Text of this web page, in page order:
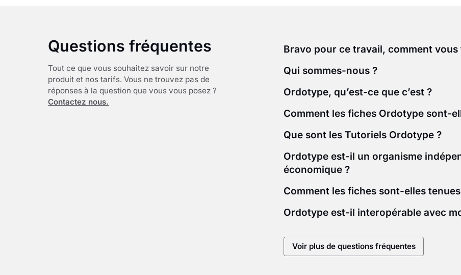
Questions fréquentes
Tout ce que vous souhaitez savoir sur notre
produit et nos tarifs. Vous ne trouvez pas de
réponses à la question que vous vous posez ?
Contactez nous.
Bravo pour ce travail, comment vous
Qui sommes-nous ?
Ordotype, qu’est-ce que c’est ?
Comment les fiches Ordotype sont-
Que sont les Tutoriels Ordotype ?
Ordotype est-il un organisme
économique ?
Comment les fiches sont-elles
Ordotype est-il interopérable avec
Voir plus de questions fréquentes